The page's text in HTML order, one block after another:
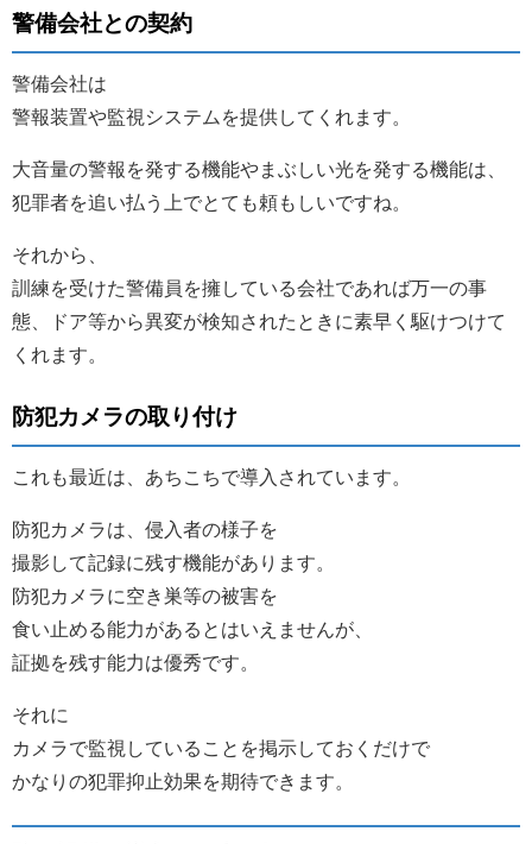
警備会社との契約
警備会社は
警報装置や監視システムを提供してくれます。
大音量の警報を発する機能やまぶしい光を発する機能は、
犯罪者を追い払う上でとても頼もしいですね。
それから、
訓練を受けた警備員を擁している会社であれば万一の事
態、ドア等から異変が検知されたときに素早く駆けつけて
くれます。
防犯カメラの取り付け
これも最近は、あちこちで導入されています。
防犯カメラは、侵入者の様子を
撮影して記録に残す機能があります。
防犯カメラに空き巣等の被害を
食い止める能力があるとはいえませんが、
証拠を残す能力は優秀です。
それに
カメラで監視していることを掲示しておくだけで
かなりの犯罪抑止効果を期待できます。